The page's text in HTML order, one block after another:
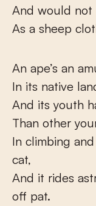
And would not
As a sheep
An ape’s an
In its native
And its youth
Than other
In climbing
cat,
And it rides
off pat.